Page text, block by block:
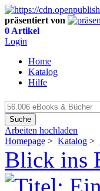
präsentiert von
0 Artikel
Login
Home
Katalog
Hilfe
Suche
Arbeiten hochladen
Homepage > Katalog >
Blick ins